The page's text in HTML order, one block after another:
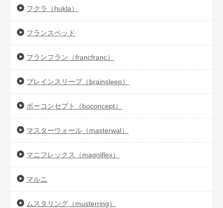
フクラ（hukla）
フランスベッド
フランフラン（francfranc）
ブレインスリープ（brainsleep）
ボーコンセプト（boconcept）
マスターウォール（masterwal）
マニフレックス（magniflex）
マルニ
ムスタリング（musterring）